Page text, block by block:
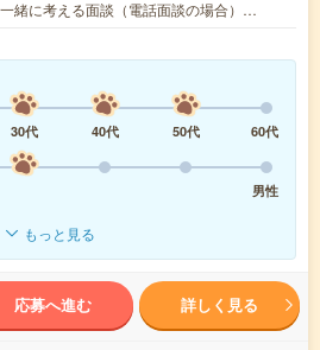
緒に考える面談（電話面談の場合）…
30代 40代 50代
60代
男性
もっと見る
応募へ進む 詳しく見る